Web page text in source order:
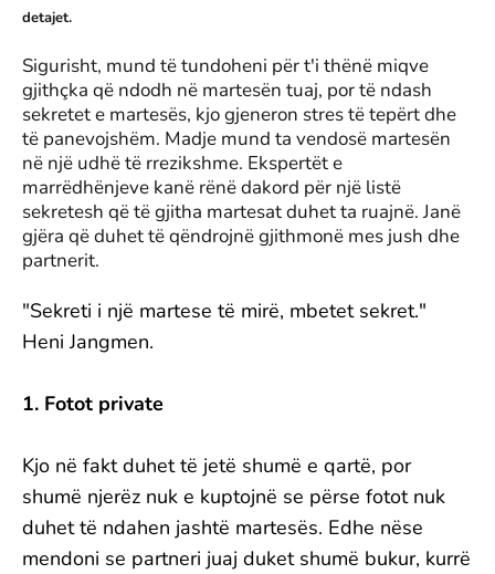
detajet.
Sigurisht, mund të tundoheni për t'i thënë miqve
gjithçka që ndodh në martesën tuaj, por të ndash
sekretet e martesës, kjo gjeneron stres të tepërt dhe
të panevojshëm. Madje mund ta vendosë martesën
në një udhë të rrezikshme. Ekspertët e
marrëdhënjeve kanë rënë dakord për një listë
sekretesh që të gjitha martesat duhet ta ruajnë. Janë
gjëra që duhet të qëndrojnë gjithmonë mes jush dhe
partnerit.
"Sekreti i një martese të mirë, mbetet sekret."
Heni Jangmen.
1. Fotot private
Kjo në fakt duhet të jetë shumë e qartë, por
shumë njerëz nuk e kuptojnë se përse fotot nuk
duhet të ndahen jashtë martesës. Edhe nëse
mendoni se partneri juaj duket shumë bukur, kurrë